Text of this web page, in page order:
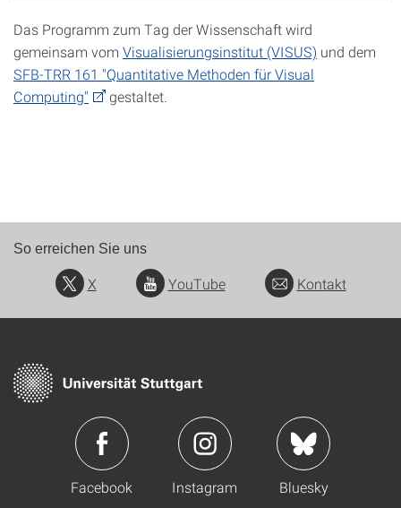
Das Programm zum Tag der Wissenschaft wird
gemeinsam vom Visualisierungsinstitut (VISUS) und dem
SFB-TRR 161 "Quantitative Methoden für Visual
Computing"
gestaltet.
So erreichen Sie uns
X YouTube Kontakt
Facebook Instagram Bluesky